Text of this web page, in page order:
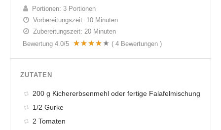
Portionen: 3 Portionen
Vorbereitungszeit: 10 Minuten
Zubereitungszeit: 20 Minuten
Bewertung 4.0/5 ( 4 Bewertungen )
ZUTATEN
200 g Kichererbsenmehl oder fertige Falafelmischung
1/2 Gurke
2 Tomaten